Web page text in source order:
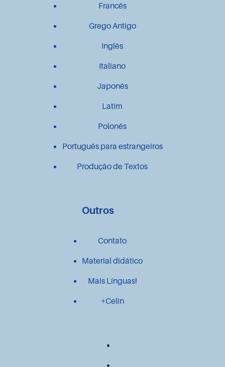
Francês
Grego Antigo
Inglês
Italiano
Japonês
Latim
Polonês
Português para estrangeiros
Produção de Textos
Outros
Contato
Material didático
Mais Línguas!
+Celin